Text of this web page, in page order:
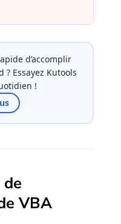
d’accomplir
Essayez Kutools
!
VBA